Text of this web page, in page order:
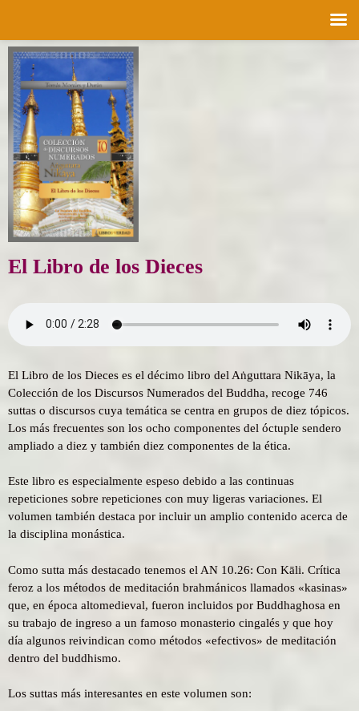
Saltar
contenido
El Libro de los Dieces
El Libro de los Dieces es el décimo libro del Aṅguttara Nikāya, la
Colección de los Discursos Numerados del Buddha, recoge 746
suttas o discursos cuya temática se centra en grupos de diez tópicos.
Los más frecuentes son los ocho componentes del óctuple sendero
ampliado a diez y también diez componentes de la ética.
Este libro es especialmente espeso debido a las continuas
repeticiones sobre repeticiones con muy ligeras variaciones. El
volumen también destaca por incluir un amplio contenido acerca de
la disciplina monástica.
Como sutta más destacado tenemos el AN 10.26: Con Kāli. Crítica
feroz a los métodos de meditación brahmánicos llamados «kasinas»
que, en época altomedieval, fueron incluidos por Buddhaghosa en
su trabajo de ingreso a un famoso monasterio cingalés y que hoy
día algunos reivindican como métodos «efectivos» de meditación
dentro del buddhismo.
Los suttas más interesantes en este volumen son: